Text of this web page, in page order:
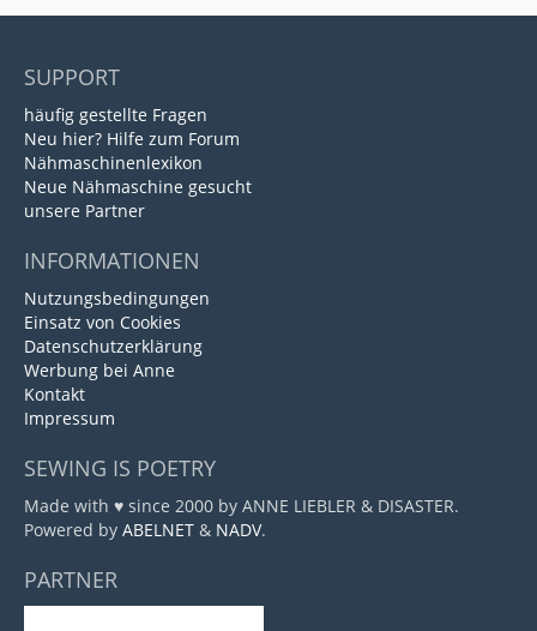
SUPPORT
häufig gestellte Fragen
Neu hier? Hilfe zum Forum
Nähmaschinenlexikon
Neue Nähmaschine gesucht
unsere Partner
INFORMATIONEN
Nutzungsbedingungen
Einsatz von Cookies
Datenschutzerklärung
Werbung bei Anne
Kontakt
Impressum
SEWING IS POETRY
Made with ♥ since 2000 by ANNE LIEBLER & DISASTER.
Powered by ABELNET & NADV.
PARTNER